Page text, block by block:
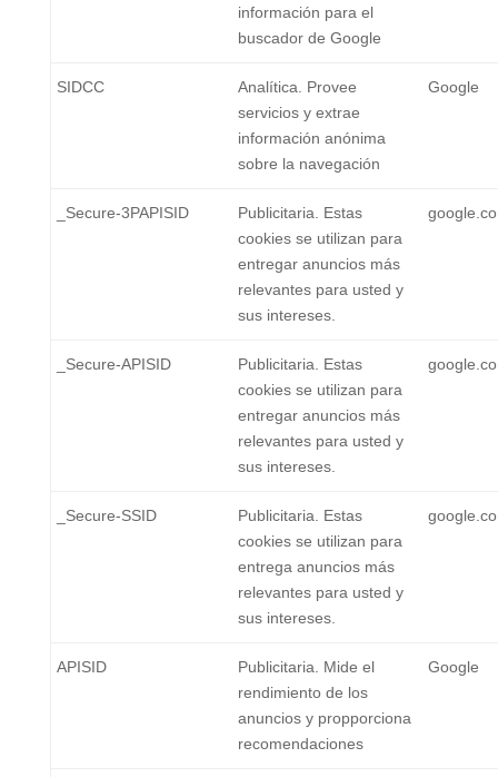
información para el
buscador de Google
SIDCC
Analítica. Provee
servicios y extrae
información anónima
sobre la navegación
Google
_Secure-3PAPISID
Publicitaria. Estas
cookies se utilizan para
entregar anuncios más
relevantes para usted y
sus intereses.
_Secure-APISID
Publicitaria. Estas
cookies se utilizan para
entregar anuncios más
relevantes para usted y
sus intereses.
_Secure-SSID
Publicitaria. Estas
cookies se utilizan para
entrega anuncios más
relevantes para usted y
sus intereses.
APISID
Publicitaria. Mide el
rendimiento de los
anuncios y propporciona
recomendaciones
Google